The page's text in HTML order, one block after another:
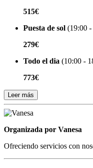
515€
Puesta de sol (19:00
279€
Todo el dia (10:00 -
773€
Leer más
Organizada por
Organizada por Vanesa
Ofreciendo servicios con